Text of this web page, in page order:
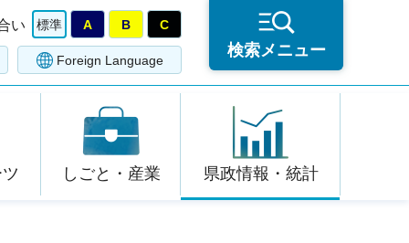
い 標準 A B C
Foreign Language
検索メニュー
しごと・産業 県政情報・統計